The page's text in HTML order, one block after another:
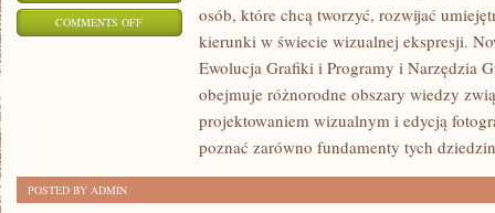
COMMENTS OFFON
PORADNIKI
TUTORIALE
osób, które chcą tworzyć, rozwijać
kierunki w świecie wizualnej ekspresji.
Ewolucja Grafiki i Programy i Narzędzia
obejmuje różnorodne obszary wiedzy
projektowaniem wizualnym i edycją
poznać zarówno fundamenty tych
POSTED BY ADMIN